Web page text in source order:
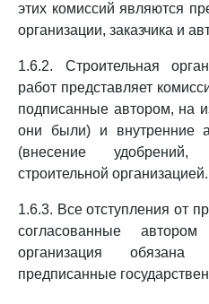
этих комиссий являются
организации, заказчика и
1.6.2. Строительная
работ представляет
подписанные автором, на
они были) и внутренние
(внесение
строительной организацией.
1.6.3. Все отступления от
согласованные автором
организация
предписанные